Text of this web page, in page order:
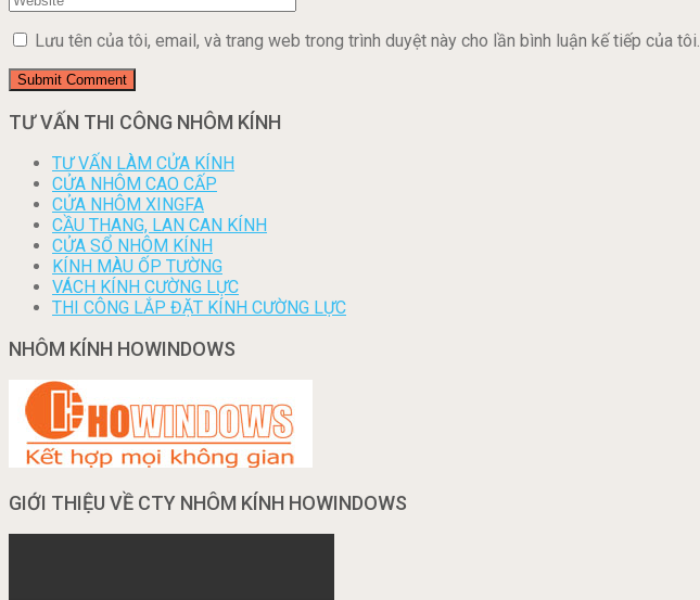
Lưu tên của tôi, email, và trang web trong trình duyệt này cho lần bình luận kế tiếp của tôi.
TƯ VẤN THI CÔNG NHÔM KÍNH
TƯ VẤN LÀM CỬA KÍNH
CỬA NHÔM CAO CẤP
CỬA NHÔM XINGFA
CẦU THANG, LAN CAN KÍNH
CỬA SỔ NHÔM KÍNH
KÍNH MÀU ỐP TƯỜNG
VÁCH KÍNH CƯỜNG LỰC
THI CÔNG LẮP ĐẶT KÍNH CƯỜNG LỰC
NHÔM KÍNH HOWINDOWS
GIỚI THIỆU VỀ CTY NHÔM KÍNH HOWINDOWS